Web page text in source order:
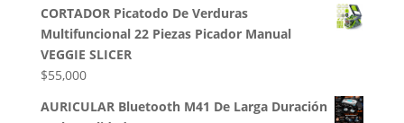
original
era:
$85,000.
actual
es:
CORTADOR Picatodo De Verduras
Multifuncional 22 Piezas Picador Manual
VEGGIE SLICER
$55,000
AURICULAR Bluetooth M41 De Larga Duración